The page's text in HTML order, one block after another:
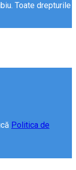
Toate drepturile
Politica de